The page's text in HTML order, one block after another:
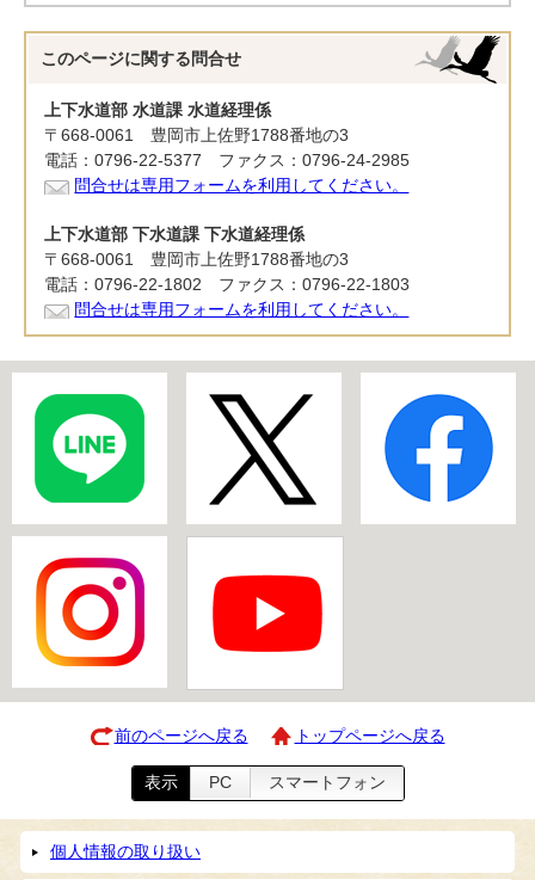
このページに関する 問合せ
上下水道部 水道課 水道経理係
〒668-0061 豊岡市上佐野1788番地の3
電話：0796-22-5377 ファクス：0796-24-2985
問合せは専用フォームを利用してください。
上下水道部 下水道課 下水道経理係
〒668-0061 豊岡市上佐野1788番地の3
電話：0796-22-1802 ファクス：0796-22-1803
問合せは専用フォームを利用してください。
前のページへ戻る トップページへ戻る
表示 PC スマートフォン
個人情報の取り扱い